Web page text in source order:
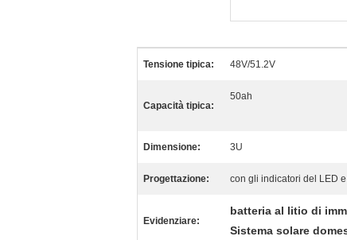
Tensione tipica: 48V/51.2V
Capacità tipica:
50ah
Dimensione: 3U
Progettazione: con gli indicatori del LED
Evidenziare:
batteria al litio di
Sistema solare